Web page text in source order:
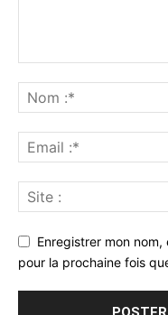
Enregistrer mon
pour la prochaine fois